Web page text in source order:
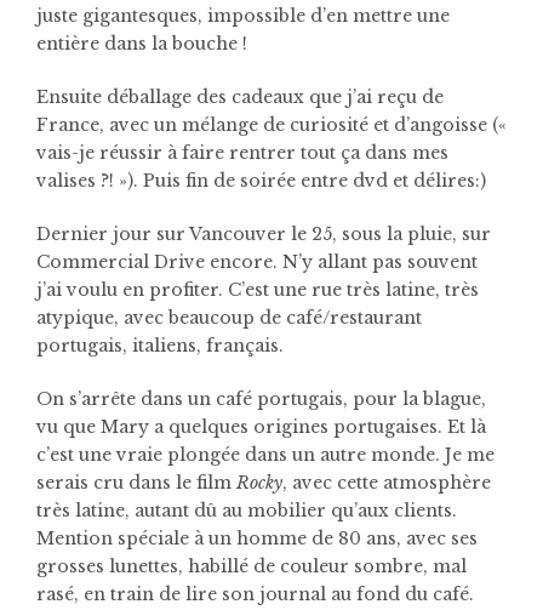
juste gigantesques, impossible d’en mettre une
entière dans la bouche !
Ensuite déballage des cadeaux que j’ai reçu de
France, avec un mélange de curiosité et d’angoisse («
vais-je réussir à faire rentrer tout ça dans mes
valises ?! »). Puis fin de soirée entre dvd et délires:)
Dernier jour sur Vancouver le 25, sous la pluie, sur
Commercial Drive encore. N’y allant pas souvent
j’ai voulu en profiter. C’est une rue très latine, très
atypique, avec beaucoup de café/restaurant
portugais, italiens, français.
On s’arrête dans un café portugais, pour la blague,
vu que Mary a quelques origines portugaises. Et là
c’est une vraie plongée dans un autre monde. Je me
serais cru dans le film Rocky, avec cette atmosphère
très latine, autant dû au mobilier qu’aux clients.
Mention spéciale à un homme de 80 ans, avec ses
grosses lunettes, habillé de couleur sombre, mal
rasé, en train de lire son journal au fond du café.